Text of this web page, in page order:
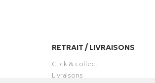
RETRAIT / LIVRAISONS
Click & collect
Livraisons